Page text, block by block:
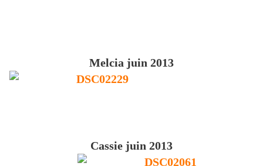
Melcia juin 2013
Cassie juin 2013